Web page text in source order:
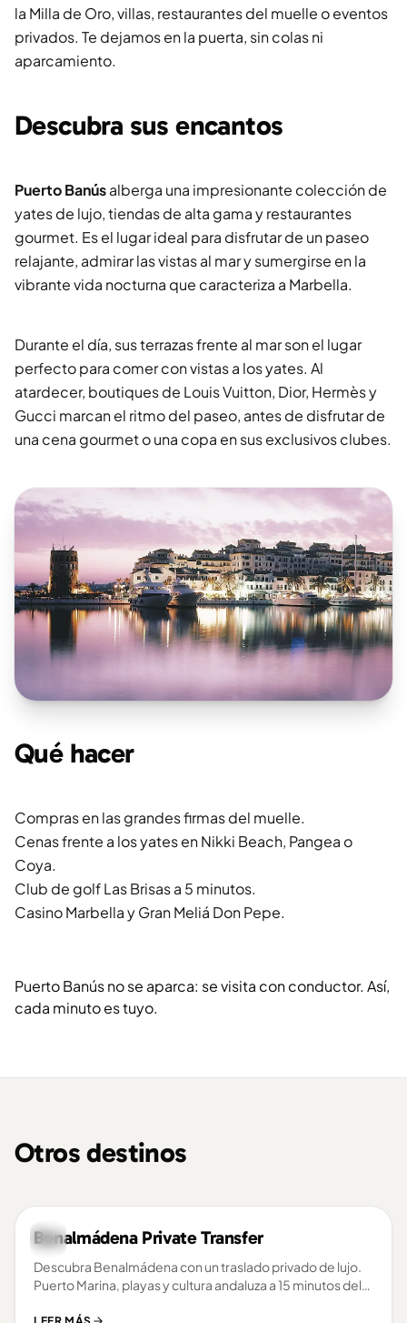
la Milla de Oro, villas, restaurantes del muelle o eventos
privados. Te dejamos en la puerta, sin colas ni
aparcamiento.
Descubra sus encantos
Puerto Banúsalberga una impresionante colección de
yates de lujo, tiendas de alta gama y restaurantes
gourmet. Es el lugar ideal para disfrutar de un paseo
relajante, admirar las vistas al mar y sumergirse en la
vibrante vida nocturna que caracteriza a Marbella.
Durante el día, sus terrazas frente al mar son el lugar
perfecto para comer con vistas a los yates. Al
atardecer, boutiques de Louis Vuitton, Dior, Hermès y
Gucci marcan el ritmo del paseo, antes de disfrutar de
una cena gourmet o una copa en sus exclusivos clubes.
Qué hacer
Compras en las grandes firmas del muelle.
Cenas frente a los yates en Nikki Beach, Pangea o
Coya.
Club de golf Las Brisas a 5 minutos.
Casino Marbella y Gran Meliá Don Pepe.
Puerto Banús no se aparca: se visita con conductor. Así,
cada minuto es tuyo.
Otros destinos
COSTA DEL SOL
Benalmádena Private Transfer
Descubra Benalmádena con un traslado privado de lujo.
Puerto Marina, playas y cultura andaluza a 15 minutos del